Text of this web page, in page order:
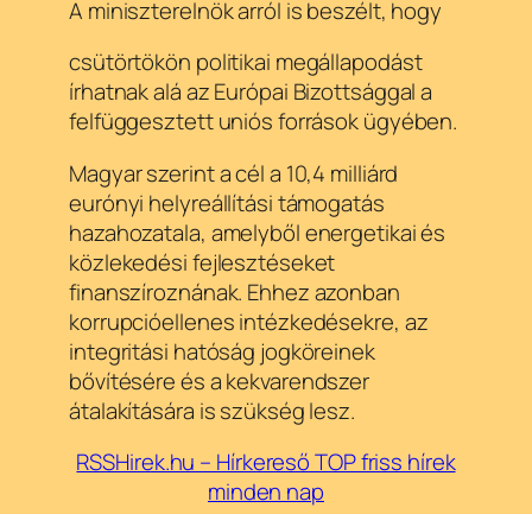
A miniszterelnök arról is beszélt, hogy
csütörtökön politikai megállapodást
írhatnak alá az Európai Bizottsággal a
felfüggesztett uniós források ügyében.
Magyar szerint a cél a 10,4 milliárd
eurónyi helyreállítási támogatás
hazahozatala, amelyből energetikai és
közlekedési fejlesztéseket
finanszíroznának. Ehhez azonban
korrupcióellenes intézkedésekre, az
integritási hatóság jogköreinek
bővítésére és a kekvarendszer
átalakítására is szükség lesz.
RSSHirek.hu – Hírkereső TOP friss hírek
minden nap